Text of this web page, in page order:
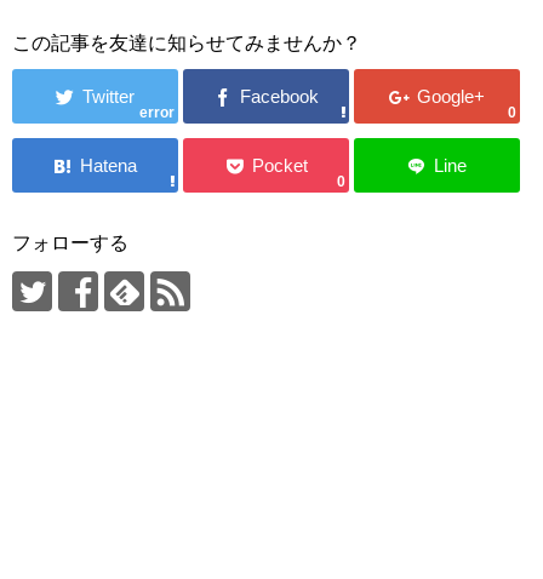
この記事を友達に知らせてみませんか？
error 0
0
フォローする